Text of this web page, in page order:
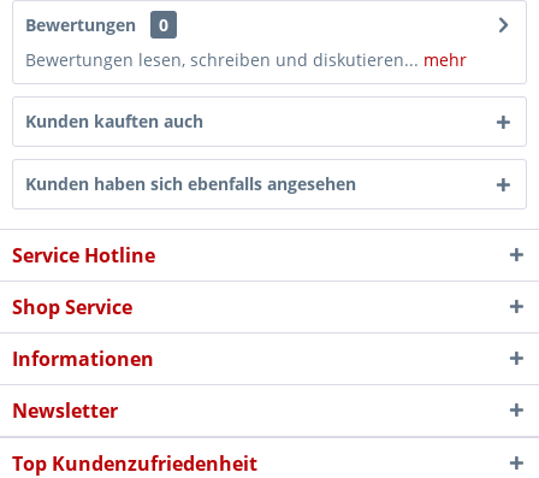
Bewertungen
0
Bewertungen lesen, schreiben und diskutieren... mehr
Kunden kauften auch
Kunden haben sich ebenfalls angesehen
Service Hotline
Shop Service
Informationen
Newsletter
Top Kundenzufriedenheit